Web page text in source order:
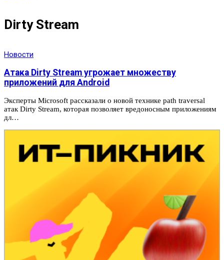
Dirty Stream
Новости
Атака Dirty Stream угрожает множеству
приложений для Android
Эксперты Microsoft рассказали о новой технике path traversal
атак Dirty Stream, которая позволяет вредоносным приложениям
дл…